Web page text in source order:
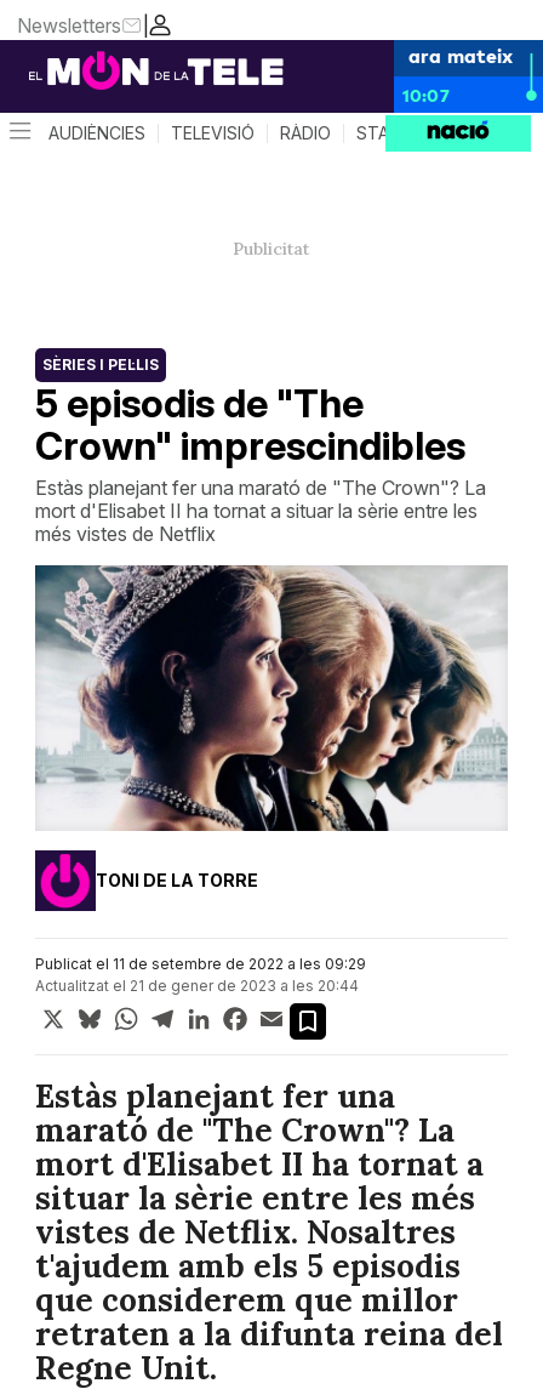
|
Newsletters
ara mateix
10:07
AUDIÈNCIES TELEVISIÓ RÀDIO STAR SYSTEM
5 episodis de "The
Crown" imprescindibles
SÈRIES I PEL·LIS
Estàs planejant fer una marató de "The Crown"? La
mort d'Elisabet II ha tornat a situar la sèrie entre les
més vistes de Netflix
TONI DE LA TORRE
Publicat el 11 de setembre de 2022 a les 09:29
Actualitzat el 21 de gener de 2023 a les 20:44
X BlueskyWhatsApp
TelegramLinkedInFacebook
Email
Estàs planejant fer una
marató de "The Crown"? La
mort d'Elisabet II ha tornat a
situar la sèrie entre les més
vistes de Netflix. Nosaltres
t'ajudem amb els 5 episodis
que considerem que millor
retraten a la difunta reina del
Regne Unit.